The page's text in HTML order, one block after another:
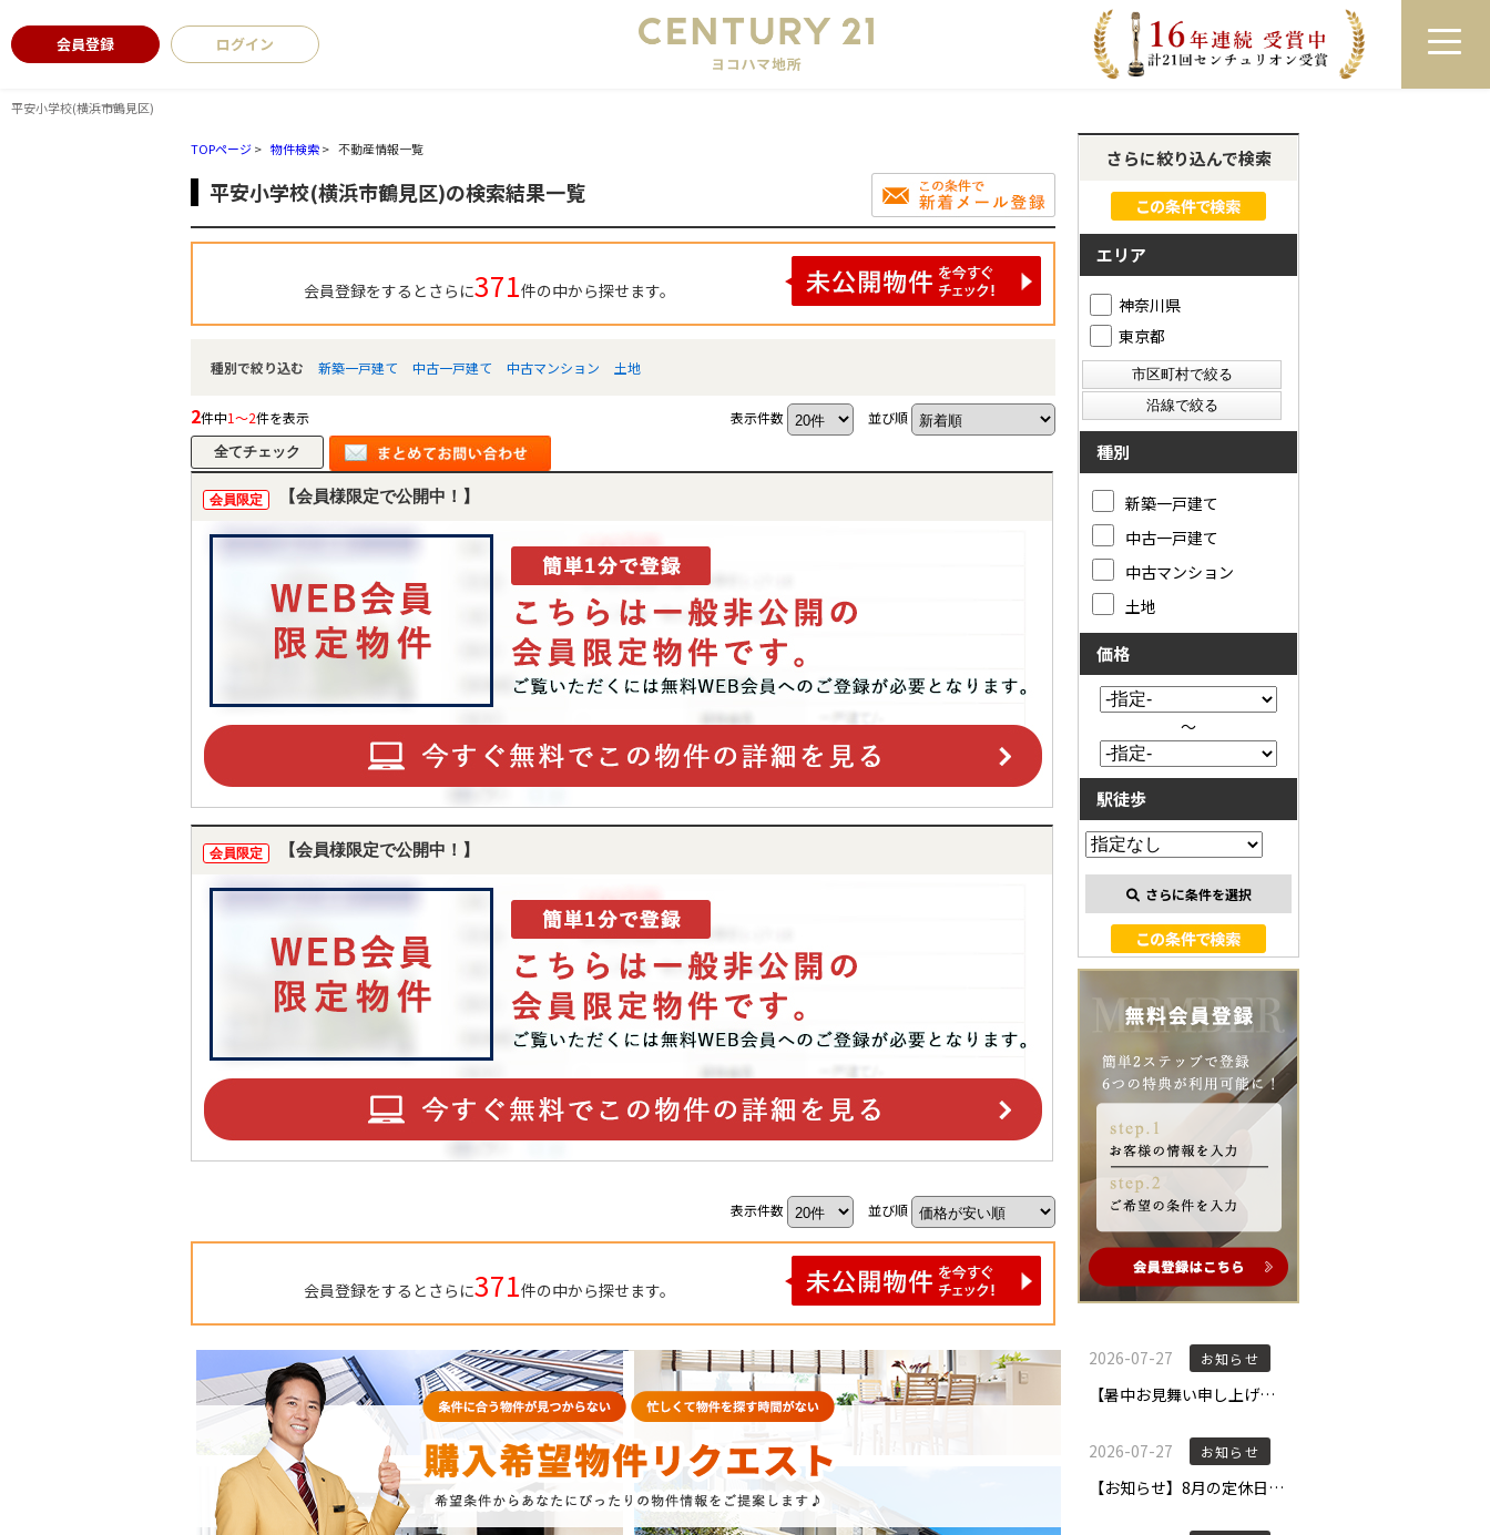
平安小学校(横浜市鶴見区)
会員登録 ログイン ログイン 来店予約 LINEで相談
TOPページ> 物件検索> 不動産情報一覧
平安小学校(横浜市鶴見区)の検索結果一覧
会員登録をするとさらに371件の中から探せます。
種別で絞り込む 新築一戸建て 中古一戸建て 中古マンション 土地
2件中1～2件を表示 表示件数 並び順
会員限定 【会員様限定で公開中！】
会員限定 【会員様限定で公開中！】
表示件数 並び順
会員登録をするとさらに371件の中から探せます。
さらに絞り込んで検索
エリア
神奈川県
東京都
種別
新築一戸建て
中古一戸建て
中古マンション
土地
価格
～
駅徒歩
さらに条件を選択